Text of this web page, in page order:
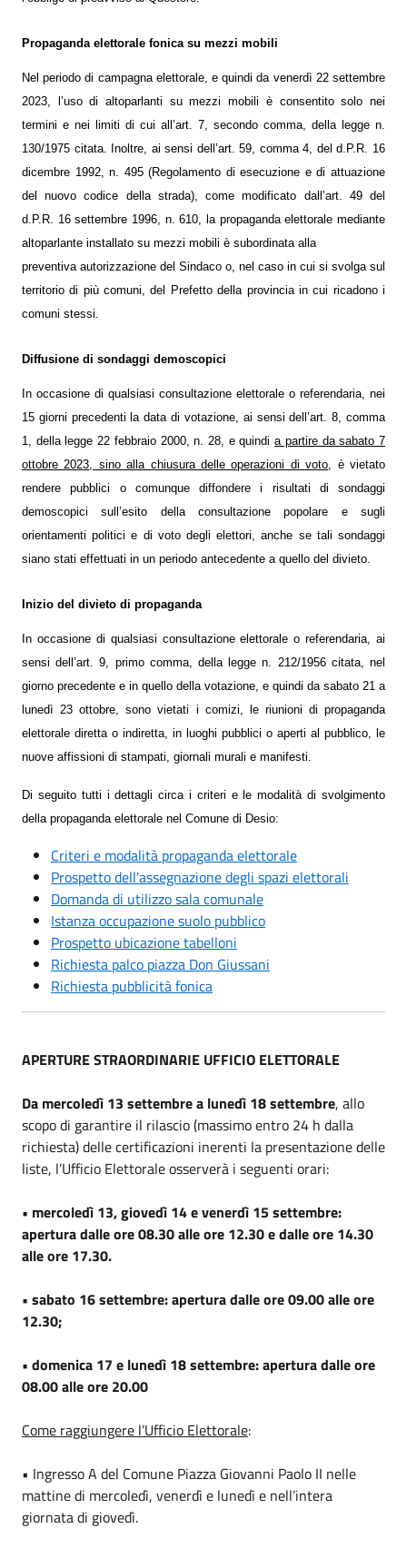
Propaganda elettorale fonica su mezzi mobili
Nel periodo di campagna elettorale, e quindi da venerdì 22 settembre
2023, l’uso di altoparlanti su mezzi mobili è consentito solo nei
termini e nei limiti di cui all’art. 7, secondo comma, della legge n.
130/1975 citata. Inoltre, ai sensi dell’art. 59, comma 4, del d.P.R. 16
dicembre 1992, n. 495 (Regolamento di esecuzione e di attuazione
del nuovo codice della strada), come modificato dall’art. 49 del
d.P.R. 16 settembre 1996, n. 610, la propaganda elettorale mediante
altoparlante installato su mezzi mobili è subordinata alla
preventiva autorizzazione del Sindaco o, nel caso in cui si svolga sul
territorio di più comuni, del Prefetto della provincia in cui ricadono i
comuni stessi.
Diffusione di sondaggi demoscopici
In occasione di qualsiasi consultazione elettorale o referendaria, nei
15 giorni precedenti la data di votazione, ai sensi dell’art. 8, comma
1, della legge 22 febbraio 2000, n. 28, e quindia partire dasabato 7
ottobre 2023 , sino alla chiusura delle operazioni di voto , è vietato
rendere pubblici o comunque diffondere i risultati di sondaggi
demoscopici sull’esito della consultazione popolare e sugli
orientamenti politici e di voto degli elettori, anche se tali sondaggi
siano stati effettuati in un periodo antecedente a quello del divieto.
Inizio del divieto di propaganda
In occasione di qualsiasi consultazione elettorale o referendaria, ai
sensi dell’art. 9, primo comma, della legge n. 212/1956 citata, nel
giorno precedente e in quello della votazione, e quindi da sabato 21 a
lunedì 23 ottobre, sono vietati i comizi, le riunioni di propaganda
elettorale diretta o indiretta, in luoghi pubblici o aperti al pubblico, le
nuove affissioni di stampati, giornali murali e manifesti.
Di seguito tutti i dettagli circa i criteri e le modalità di svolgimento
della propaganda elettorale nel Comune di Desio:
Criteri e modalità propaganda elettorale
Prospetto dell'assegnazione degli spazi elettorali
Domanda di utilizzo sala comunale
Istanza occupazione suolo pubblico
Prospetto ubicazione tabelloni
Richiesta palco piazza Don Giussani
Richiesta pubblicità fonica
APERTURE STRAORDINARIE UFFICIO ELETTORALE
Da mercoledì 13 settembre a lunedì 18 settembre, allo
scopo di garantire il rilascio (massimo entro 24 h dalla
richiesta) delle certificazioni inerenti la presentazione delle
liste, l’Ufficio Elettorale osserverà i seguenti orari:
• mercoledì 13, giovedì 14 e venerdì 15 settembre:
apertura dalle ore 08.30 alle ore 12.30 e dalle ore 14.30
alle ore 17.30.
• sabato 16 settembre: apertura dalle ore 09.00 alle ore
12.30;
• domenica 17 e lunedì 18 settembre: apertura dalle ore
08.00 alle ore 20.00
Come raggiungere l’Ufficio Elettorale:
• Ingresso A del Comune Piazza Giovanni Paolo II nelle
mattine di mercoledì, venerdì e lunedì e nell’intera
giornata di giovedì.